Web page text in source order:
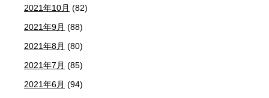
2021年10月 (82)
2021年9月 (88)
2021年8月 (80)
2021年7月 (85)
2021年6月 (94)